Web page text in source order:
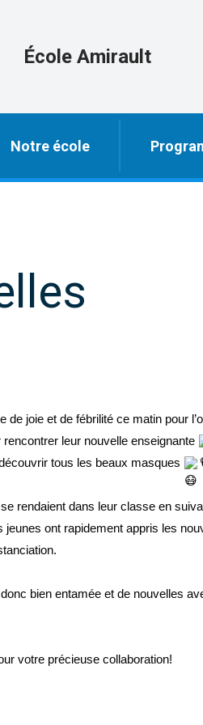
École Amirault
Notre école
de joie et de fébrilité ce matin pour
leur nouvelle enseignante
tous les beaux masques
rendaient dans leur classe en
jeunes ont rapidement appris les
bien entamée et de nouvelles
votre précieuse collaboration!